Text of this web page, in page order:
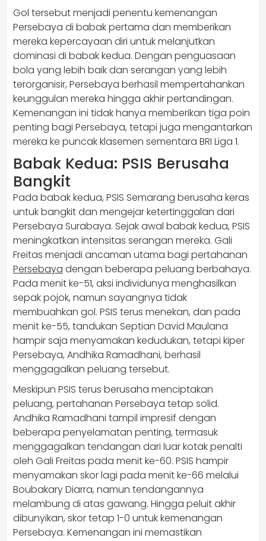
Gol tersebut menjadi penentu kemenangan
Persebaya di babak pertama dan memberikan
mereka kepercayaan diri untuk melanjutkan
dominasi di babak kedua. Dengan penguasaan
bola yang lebih baik dan serangan yang lebih
terorganisir, Persebaya berhasil mempertahankan
keunggulan mereka hingga akhir pertandingan.
Kemenangan ini tidak hanya memberikan tiga poin
penting bagi Persebaya, tetapi juga mengantarkan
mereka ke puncak klasemen sementara BRI Liga 1.
Babak Kedua: PSIS Berusaha
Bangkit
Pada babak kedua, PSIS Semarang berusaha keras
untuk bangkit dan mengejar ketertinggalan dari
Persebaya Surabaya. Sejak awal babak kedua, PSIS
meningkatkan intensitas serangan mereka. Gali
Freitas menjadi ancaman utama bagi pertahanan
Persebaya dengan beberapa peluang berbahaya.
Pada menit ke-51, aksi individunya menghasilkan
sepak pojok, namun sayangnya tidak
membuahkan gol. PSIS terus menekan, dan pada
menit ke-55, tandukan Septian David Maulana
hampir saja menyamakan kedudukan, tetapi kiper
Persebaya, Andhika Ramadhani, berhasil
menggagalkan peluang tersebut.
Meskipun PSIS terus berusaha menciptakan
peluang, pertahanan Persebaya tetap solid.
Andhika Ramadhani tampil impresif dengan
beberapa penyelamatan penting, termasuk
menggagalkan tendangan dari luar kotak penalti
oleh Gali Freitas pada menit ke-60. PSIS hampir
menyamakan skor lagi pada menit ke-66 melalui
Boubakary Diarra, namun tendangannya
melambung di atas gawang. Hingga peluit akhir
dibunyikan, skor tetap 1-0 untuk kemenangan
Persebaya. Kemenangan ini memastikan